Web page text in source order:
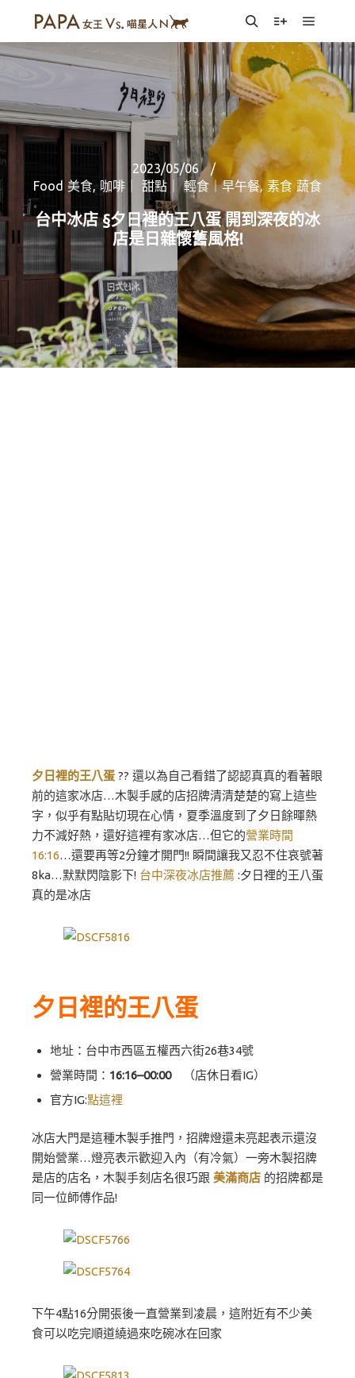
SearchMore info
Main
2023/05/06
Food 美食, 咖啡｜ 甜點｜ 輕食｜早午餐, 素食 蔬食
台中冰店 §夕日裡的王八蛋 開到深夜的冰
店是日雜懷舊風格!
夕日裡的王八蛋 ?? 還以為自己看錯了認認真真的看著眼
前的這家冰店…木製手感的店招牌清清楚楚的寫上這些
字，似乎有點貼切現在心情，夏季溫度到了夕日餘暉熱
力不減好熱，還好這裡有家冰店…但它的營業時間
16:16…還要再等2分鐘才開門!! 瞬間讓我又忍不住哀號著
8ka…默默閃陰影下! 台中深夜冰店推薦 :夕日裡的王八蛋
真的是冰店
夕日裡的王八蛋
地址：台中市西區五權西六街26巷34號
營業時間： 16:16–00:00（店休日看IG）
官方IG:點這裡
冰店大門是這種木製手推門，招牌燈還未亮起表示還沒
開始營業…燈亮表示歡迎入內（有冷氣）一旁木製招牌
是店的店名，木製手刻店名很巧跟 美滿商店 的招牌都是
同一位師傅作品!
下午4點16分開張後一直營業到凌晨，這附近有不少美
食可以吃完順道繞過來吃碗冰在回家